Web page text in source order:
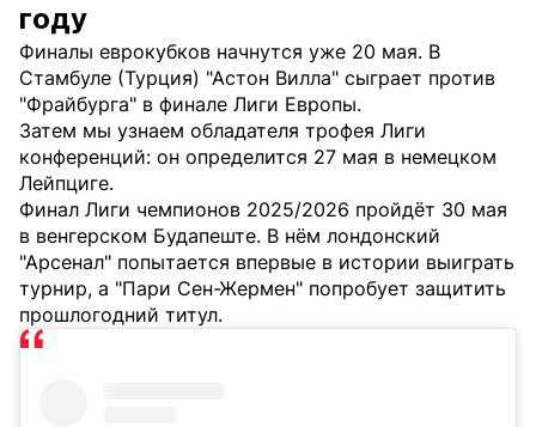
году
Финалы еврокубков начнутся уже 20 мая. В
Стамбуле (Турция) "Астон Вилла" сыграет против
"Фрайбурга" в финале Лиги Европы.
Затем мы узнаем обладателя трофея Лиги
конференций: он определится 27 мая в немецком
Лейпциге.
Финал Лиги чемпионов 2025/2026 пройдёт 30 мая
в венгерском Будапеште. В нём лондонский
"Арсенал" попытается впервые в истории выиграть
турнир, а "Пари Сен-Жермен" попробует защитить
прошлогодний титул.